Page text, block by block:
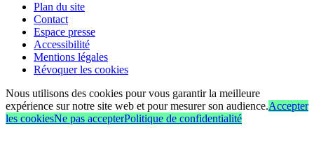
Plan du site
Contact
Espace presse
Accessibilité
Mentions légales
Révoquer les cookies
Nous utilisons des cookies pour vous garantir la meilleure
expérience sur notre site web et pour mesurer son audience.Accepter
les cookiesNe pas accepterPolitique de confidentialité